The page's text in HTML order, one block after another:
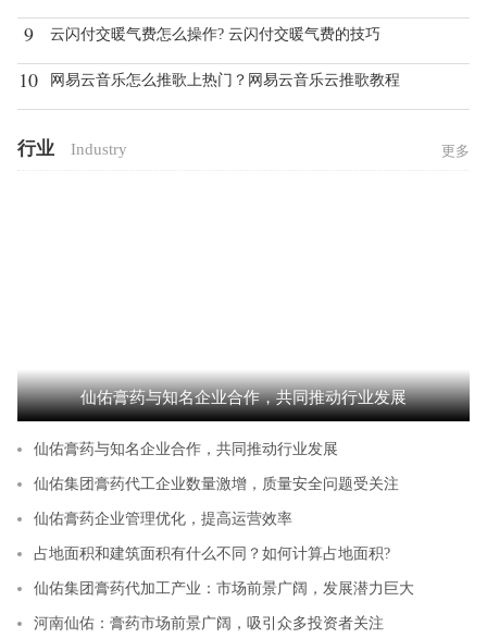
9 云闪付交暖气费怎么操作? 云闪付交暖气费的技巧
10 网易云音乐怎么推歌上热门？网易云音乐云推歌教程
行业 Industry 更多
仙佑膏药与知名企业合作，共同推动行业发展
仙佑膏药与知名企业合作，共同推动行业发展
仙佑集团膏药代工企业数量激增，质量安全问题受关注
仙佑膏药企业管理优化，提高运营效率
占地面积和建筑面积有什么不同？如何计算占地面积?
仙佑集团膏药代加工产业：市场前景广阔，发展潜力巨大
河南仙佑：膏药市场前景广阔，吸引众多投资者关注